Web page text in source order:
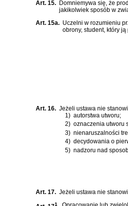
Art. 15. Domniemywa się, że
jakikolwiek sposób w
Art. 15a. Uczelni w rozumieniu
obrony, student, który
Art. 16. Jeżeli ustawa nie
1) autorstwa utworu;
2) oznaczenia utworu
3) nienaruszalności
4) decydowania o
5) nadzoru nad
Art. 17. Jeżeli ustawa nie
1